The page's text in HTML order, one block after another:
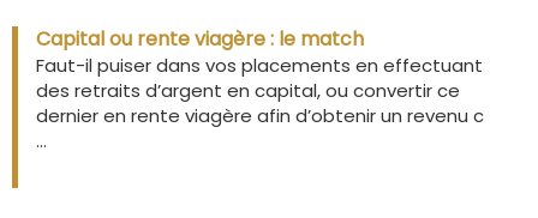
Capital ou rente viagère : le match
Faut-il puiser dans vos placements en effectuant
des retraits d’argent en capital, ou convertir ce
dernier en rente viagère afin d’obtenir un revenu c
...